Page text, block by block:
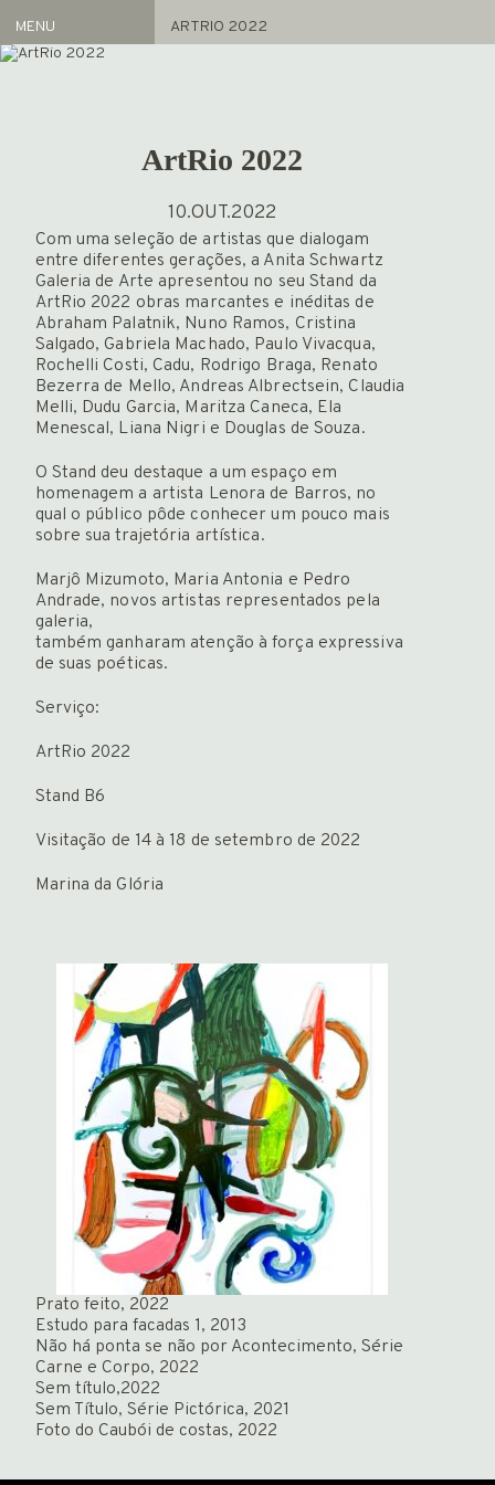
MENU
ARQUIVO
FEIRAS
NOTÍCIAS
PROJETO GAS
INFO
HOME
Newsletter
ENGLISH
ArtRio 2022
ARTRIO 2022
10.OUT.2022
Com uma seleção de artistas que dialogam
entre diferentes gerações, a Anita Schwartz
Galeria de Arte apresentou no seu Stand da
ArtRio 2022 obras marcantes e inéditas de
Abraham Palatnik, Nuno Ramos, Cristina
Salgado, Gabriela Machado, Paulo Vivacqua,
Rochelli Costi, Cadu, Rodrigo Braga, Renato
Bezerra de Mello, Andreas Albrectsein, Claudia
Melli, Dudu Garcia, Maritza Caneca, Ela
Menescal, Liana Nigri e Douglas de Souza.
O Stand deu destaque a um espaço em
homenagem a artista Lenora de Barros, no
qual o público pôde conhecer um pouco mais
sobre sua trajetória artística.
Marjô Mizumoto, Maria Antonia e Pedro
Andrade, novos artistas representados pela
galeria,
também ganharam atenção à força expressiva
de suas poéticas.
Serviço:
ArtRio 2022
Stand B6
Visitação de 14 à 18 de setembro de 2022
Marina da Glória
Prato feito, 2022
Estudo para facadas 1, 2013
Não há ponta se não por Acontecimento, Série
Carne e Corpo, 2022
Sem título,2022
Sem Título, Série Pictórica, 2021
Foto do Caubói de costas, 2022